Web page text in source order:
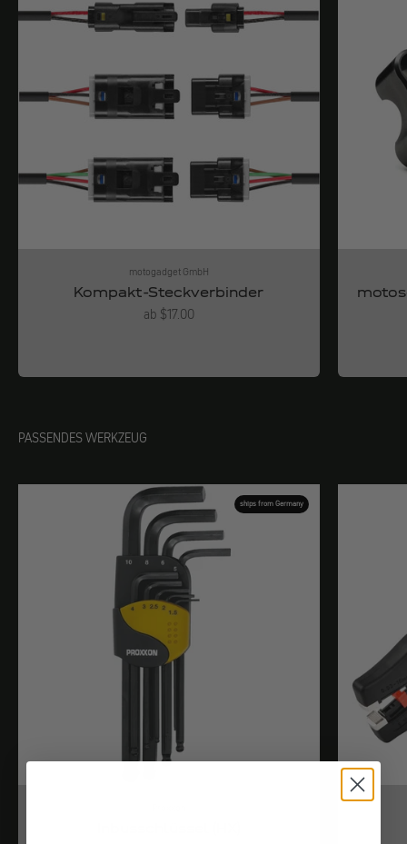
motogadget GmbH
Kompakt-Steckverbinder
Angebot
ab $17.00
PASSENDES WERKZEUG
ships from Germany